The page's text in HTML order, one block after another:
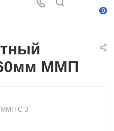
0
ММП
ММП С-З